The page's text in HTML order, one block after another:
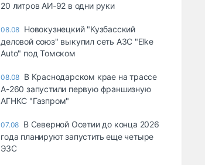
20 литров АИ‑92 в одни руки
08.08 Новокузнецкий "Кузбасский
деловой союз" выкупил сеть АЗС "Elke
Auto" под Томском
08.08 В Краснодарском крае на трассе
А-260 запустили первую франшизную
АГНКС "Газпром"
07.08 В Северной Осетии до конца 2026
года планируют запустить еще четыре
ЭЗС